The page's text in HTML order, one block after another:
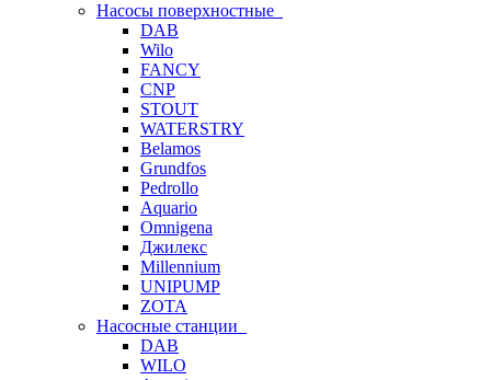
Насосы поверхностные
DAB
Wilo
FANCY
CNP
STOUT
WATERSTRY
Belamos
Grundfos
Pedrollo
Aquario
Omnigena
Джилекс
Millennium
UNIPUMP
ZOTA
Насосные станции
DAB
WILO